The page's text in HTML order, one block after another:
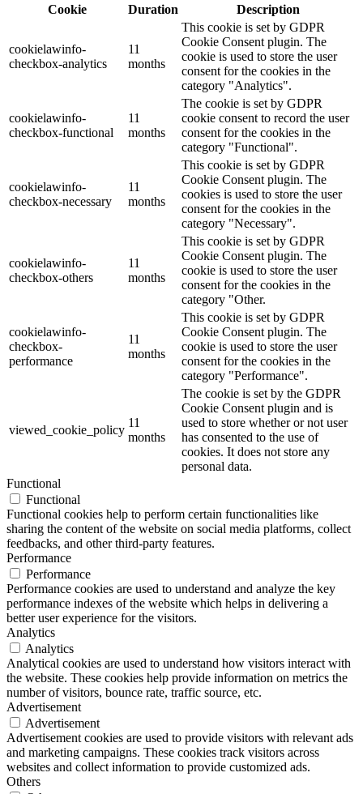
Cookie
Duration Description
cookielawinfo-
checkbox-analytics
11
months
This cookie is set by GDPR
Cookie Consent plugin. The
cookie is used to store the user
consent for the cookies in the
category "Analytics".
cookielawinfo-
checkbox-functional
11
months
The cookie is set by GDPR
cookie consent to record the user
consent for the cookies in the
category "Functional".
cookielawinfo-
checkbox-necessary
11
months
This cookie is set by GDPR
Cookie Consent plugin. The
cookies is used to store the user
consent for the cookies in the
category "Necessary".
cookielawinfo-
checkbox-others
11
months
This cookie is set by GDPR
Cookie Consent plugin. The
cookie is used to store the user
consent for the cookies in the
category "Other.
cookielawinfo-
checkbox-
performance
11
months
This cookie is set by GDPR
Cookie Consent plugin. The
cookie is used to store the user
consent for the cookies in the
category "Performance".
viewed_cookie_policy
11
months
The cookie is set by the GDPR
Cookie Consent plugin and is
used to store whether or not user
has consented to the use of
cookies. It does not store any
personal data.
Functional
Functional
Functional cookies help to perform certain functionalities like
sharing the content of the website on social media platforms, collect
feedbacks, and other third-party features.
Performance
Performance
Performance cookies are used to understand and analyze the key
performance indexes of the website which helps in delivering a
better user experience for the visitors.
Analytics
Analytics
Analytical cookies are used to understand how visitors interact with
the website. These cookies help provide information on metrics the
number of visitors, bounce rate, traffic source, etc.
Advertisement
Advertisement
Advertisement cookies are used to provide visitors with relevant ads
and marketing campaigns. These cookies track visitors across
websites and collect information to provide customized ads.
Others